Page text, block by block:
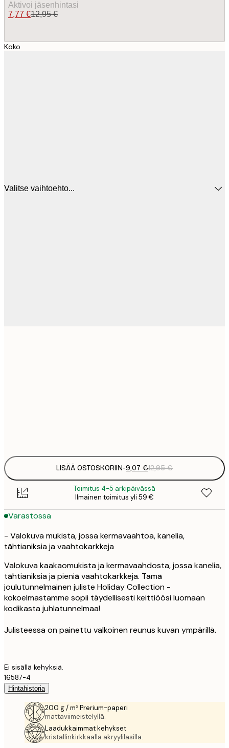
Aktivoi jäsenhintasi
7,77 €12,95 €
Koko
Valitse vaihtoehto...
LISÄÄ OSTOSKORIIN-9,07 €12,95 €
Toimitus 4-5 arkipäivässä
Ilmainen toimitus yli 59 €
Varastossa
- Valokuva mukista, jossa kermavaahtoa, kanelia,
tähtianiksia ja vaahtokarkkeja
Valokuva kaakaomukista ja kermavaahdosta, jossa kanelia,
tähtianiksia ja pieniä vaahtokarkkeja. Tämä
joulutunnelmainen juliste Holiday Collection -
kokoelmastamme sopii täydellisesti keittiöösi luomaan
kodikasta juhlatunnelmaa!
Julisteessa on painettu valkoinen reunus kuvan ympärillä.
Ei sisällä kehyksiä.
16587-4
Hintahistoria
200 g / m² Prerium-paperi
mattaviimeistelyllä.
Laadukkaimmat kehykset
kristallinkirkkaalla akryylilasilla.